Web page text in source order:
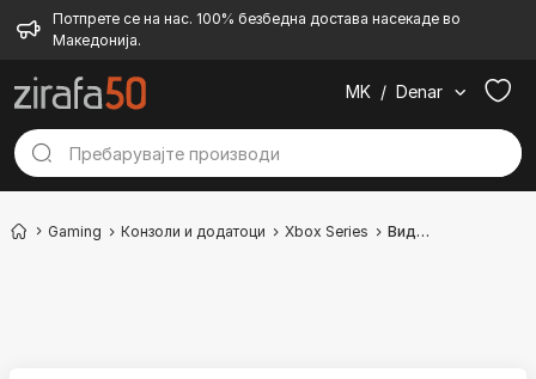
Потпрете се на нас. 100% безбедна достава насекаде во
Македонија.
MK / Denar
Gaming Конзоли и додатоци Xbox Series Видео игри